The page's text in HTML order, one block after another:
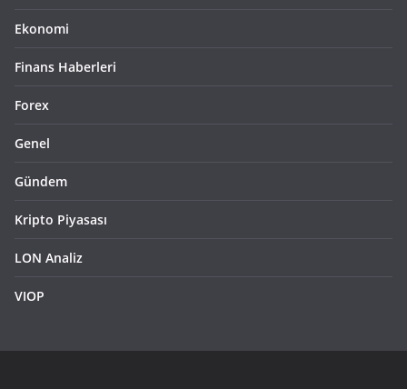
Ekonomi
Finans Haberleri
Forex
Genel
Gündem
Kripto Piyasası
LON Analiz
VIOP